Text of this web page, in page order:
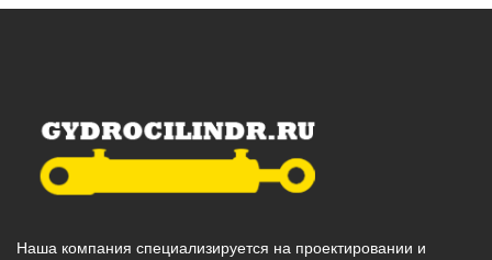
Наша компания специализируется на проектировании и